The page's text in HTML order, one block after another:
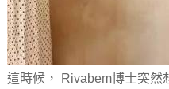
這時候， Rivabem博士突然